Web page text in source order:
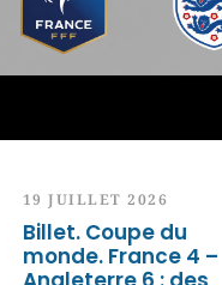
19 JUILLET 2026
Billet. Coupe du
monde. France 4 –